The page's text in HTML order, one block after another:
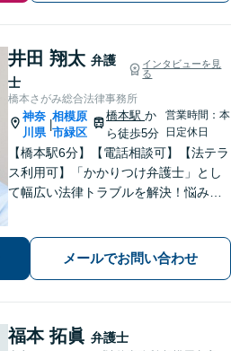
井田 翔太 弁護
士
インタビューを見
る
橋本さがみ総合法律事務所
神奈
川県
相模原
市緑区
橋本駅 か
ら徒歩5分
営業時間：本
日定休日
【橋本駅6分】【電話相談可】【法テラ
ス利用可】「かかりつけ弁護士」とし
て幅広い法律トラブルを解決！悩みに
ークの軽さが強み」男性・女性弁護士
が所属し多角的な視点から解決へ尽力
メールでお問い合わせ
福本 拓眞 弁護士